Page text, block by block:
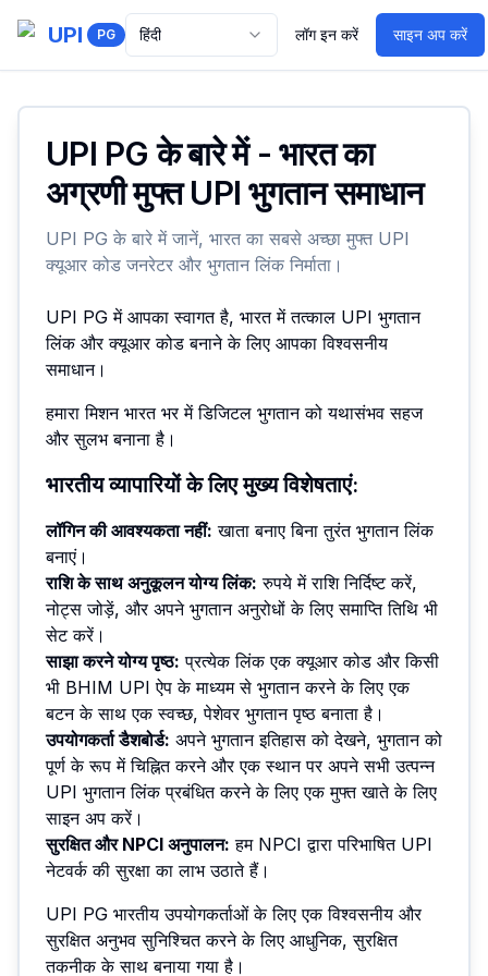
UPI PG हिंदी लॉग इन करें साइन अप करें
UPI PG के बारे में - भारत का
अग्रणी मुफ्त UPI भुगतान समाधान
UPI PG के बारे में जानें, भारत का सबसे अच्छा मुफ्त UPI
क्यूआर कोड जनरेटर और भुगतान लिंक निर्माता।
UPI PG में आपका स्वागत है, भारत में तत्काल UPI भुगतान
लिंक और क्यूआर कोड बनाने के लिए आपका विश्वसनीय
समाधान।
हमारा मिशन भारत भर में डिजिटल भुगतान को यथासंभव सहज
और सुलभ बनाना है।
भारतीय व्यापारियों के लिए मुख्य विशेषताएं:
लॉगिन की आवश्यकता नहीं: खाता बनाए बिना तुरंत भुगतान लिंक
बनाएं।
राशि के साथ अनुकूलन योग्य लिंक: रुपये में राशि निर्दिष्ट करें,
नोट्स जोड़ें, और अपने भुगतान अनुरोधों के लिए समाप्ति तिथि भी
सेट करें।
साझा करने योग्य पृष्ठ: प्रत्येक लिंक एक क्यूआर कोड और किसी
भी BHIM UPI ऐप के माध्यम से भुगतान करने के लिए एक
बटन के साथ एक स्वच्छ, पेशेवर भुगतान पृष्ठ बनाता है।
उपयोगकर्ता डैशबोर्ड: अपने भुगतान इतिहास को देखने, भुगतान को
पूर्ण के रूप में चिह्नित करने और एक स्थान पर अपने सभी उत्पन्न
UPI भुगतान लिंक प्रबंधित करने के लिए एक मुफ्त खाते के लिए
साइन अप करें।
सुरक्षित और NPCI अनुपालन: हम NPCI द्वारा परिभाषित UPI
नेटवर्क की सुरक्षा का लाभ उठाते हैं।
UPI PG भारतीय उपयोगकर्ताओं के लिए एक विश्वसनीय और
सुरक्षित अनुभव सुनिश्चित करने के लिए आधुनिक, सुरक्षित
तकनीक के साथ बनाया गया है।